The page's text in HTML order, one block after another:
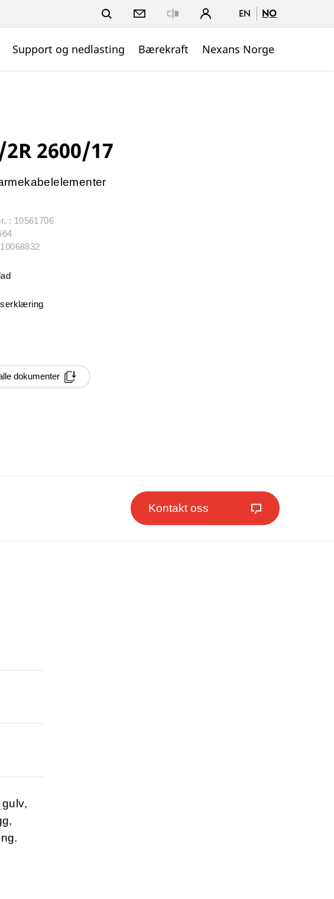
EN NO
Support og nedlasting Bærekraft Nexans Norge
2600/17
: 10561706
dokumenter
Kontakt oss